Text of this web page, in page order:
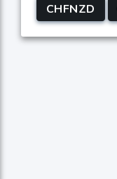
CHFNZD